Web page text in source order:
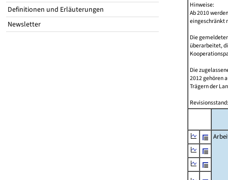
Definitionen und Erläuterungen
Newsletter
Hinweise:
Ab 2010
eingeschränkt
Die
überarbeitet,
Die
2012 gehören
Trägern der